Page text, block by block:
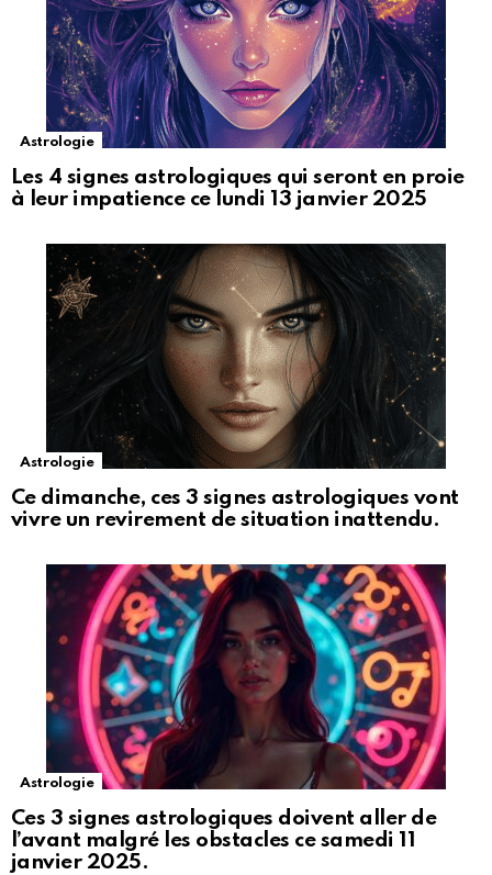
Astrologie
Les 4 signes astrologiques qui seront en proie
à leur impatience ce lundi 13 janvier 2025
Astrologie
Ce dimanche, ces 3 signes astrologiques vont
vivre un revirement de situation inattendu.
Astrologie
Ces 3 signes astrologiques doivent aller de
l’avant malgré les obstacles ce samedi 11
janvier 2025.